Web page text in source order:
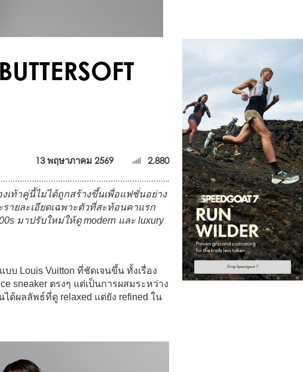
13 พฤษาภาคม 2569 2,880
เท้าคู่นี้ไม่ได้ถูกสร้างขึ้นเพื่อแฟชั่นอย่าง
รายละเอียดเฉพาะตัวที่สะท้อนคาแรก
มาปรับใหม่ให้ดู modern และ luxury
บ Louis Vuitton ที่ชัดเจนขึ้น ทั้งเรื่อง
sneaker ตรงๆ แต่เป็นการผสมระหว่าง
ได้ผลลัพธ์ที่ดู relaxed แต่ยัง refined ใน